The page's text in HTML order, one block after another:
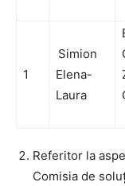
1
Simion
Elena-
Laura
Referitor la
Comisia de